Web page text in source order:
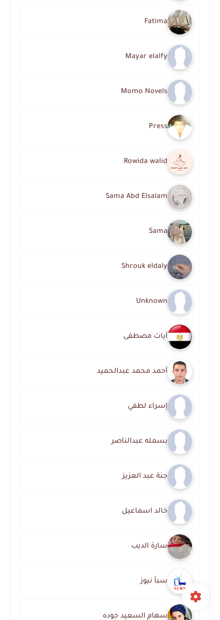
Fatima
Mayar elalfy
Momo Novels
Press
Rowida walid
Sama Abd Elsalam
Sama
Shrouk eldaly
Unknown
آيات مصطفى
أحمد محمد عبدالحميد
إسراء لطفي
بسمله عبدالناصر
جنة عبد العزيز
خالد اسماعيل
سارة الديب
سبأ نيوز
سهام السعيد جوده